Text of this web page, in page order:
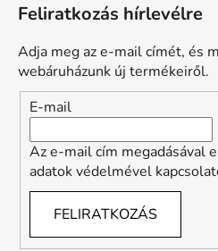
Feliratkozás hírlevélre
Adja meg az e-mail címét, és
webáruházunk új termékeiről.
E-mail
Az e-mail cím megadásával
adatok védelmével
FELIRATKOZÁS